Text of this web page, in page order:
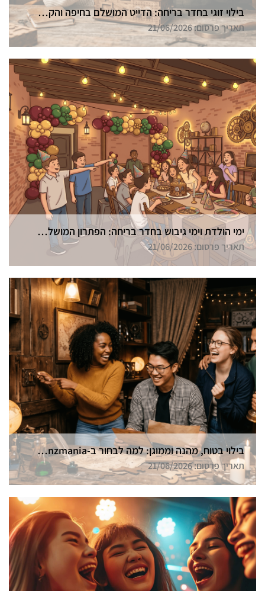
בילוי זוגי בחדר בריחה: הדייט המושלם בחיפה והקריות
תאריך פרסום: 21/06/2026
ימי הולדת וימי גיבוש בחדר בריחה: הפתרון המושלם בחיפה
תאריך פרסום: 21/06/2026
בילוי בטוח, מהנה וממוגן: למה לבחור ב-Funzmania לחדר הבריחה הבא שלכם בצפון?
תאריך פרסום: 21/06/2026